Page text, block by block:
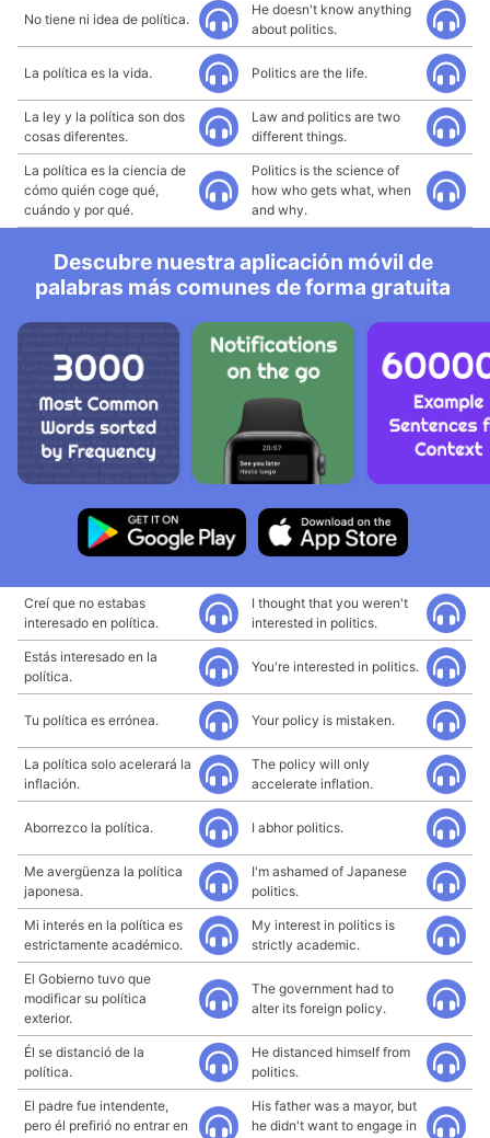
No tiene ni idea de política.
He doesn't know anything
about politics.
La política es la vida. Politics are the life.
La ley y la política son dos
cosas diferentes.
Law and politics are two
different things.
La política es la ciencia de
cómo quién coge qué,
cuándo y por qué.
Politics is the science of
how who gets what, when
and why.
Descubre nuestra aplicación móvil de
palabras más comunes de forma gratuita
Creí que no estabas
interesado en política.
I thought that you weren't
interested in politics.
Estás interesado en la
política.
You're interested in politics.
Tu política es errónea. Your policy is mistaken.
La política solo acelerará la
inflación.
The policy will only
accelerate inflation.
Aborrezco la política. I abhor politics.
Me avergüenza la política
japonesa.
I'm ashamed of Japanese
politics.
Mi interés en la política es
estrictamente académico.
My interest in politics is
strictly academic.
El Gobierno tuvo que
modificar su política
exterior.
The government had to
alter its foreign policy.
Él se distanció de la
política.
He distanced himself from
politics.
El padre fue intendente,
pero él prefirió no entrar en
His father was a mayor, but
he didn't want to engage in